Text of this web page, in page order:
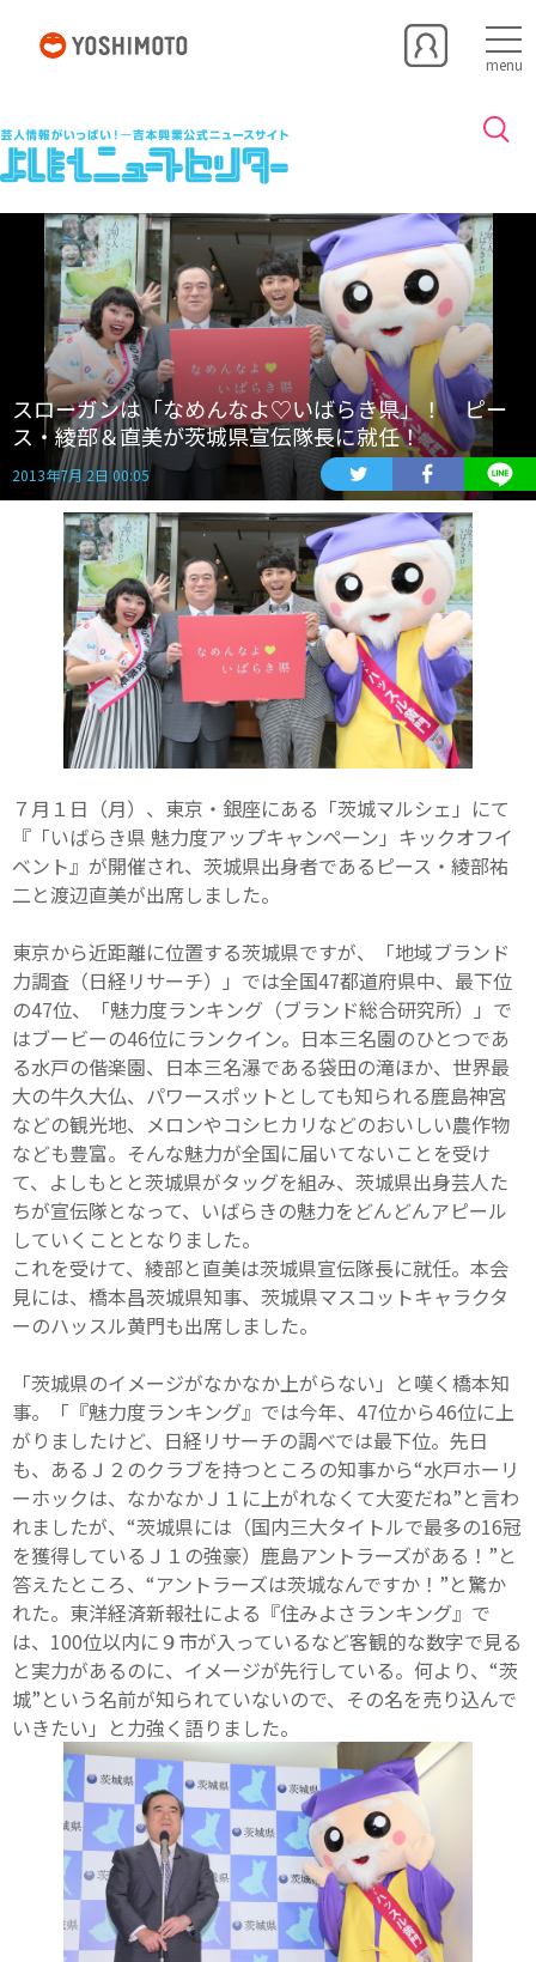
menu
スローガンは「なめんなよ♡いばらき県」！ ピー
ス・綾部＆直美が茨城県宣伝隊長に就任！
2013年7月 2日 00:05
７月１日（月）、東京・銀座にある「茨城マルシェ」にて
『「いばらき県 魅力度アップキャンペーン」キックオフイ
ベント』が開催され、茨城県出身者であるピース・綾部祐
二と渡辺直美が出席しました。
東京から近距離に位置する茨城県ですが、「地域ブランド
力調査（日経リサーチ）」では全国47都道府県中、最下位
の47位、「魅力度ランキング（ブランド総合研究所）」で
はブービーの46位にランクイン。日本三名園のひとつであ
る水戸の偕楽園、日本三名瀑である袋田の滝ほか、世界最
大の牛久大仏、パワースポットとしても知られる鹿島神宮
などの観光地、メロンやコシヒカリなどのおいしい農作物
なども豊富。そんな魅力が全国に届いてないことを受け
て、よしもとと茨城県がタッグを組み、茨城県出身芸人た
ちが宣伝隊となって、いばらきの魅力をどんどんアピール
していくこととなりました。
これを受けて、綾部と直美は茨城県宣伝隊長に就任。本会
見には、橋本昌茨城県知事、茨城県マスコットキャラクタ
ーのハッスル黄門も出席しました。
「茨城県のイメージがなかなか上がらない」と嘆く橋本知
事。「『魅力度ランキング』では今年、47位から46位に上
がりましたけど、日経リサーチの調べでは最下位。先日
も、あるＪ２のクラブを持つところの知事から“水戸ホーリ
ーホックは、なかなかＪ１に上がれなくて大変だね”と言わ
れましたが、“茨城県には（国内三大タイトルで最多の16冠
を獲得しているＪ１の強豪）鹿島アントラーズがある！”と
答えたところ、“アントラーズは茨城なんですか！”と驚か
れた。東洋経済新報社による『住みよさランキング』で
は、100位以内に９市が入っているなど客観的な数字で見る
と実力があるのに、イメージが先行している。何より、“茨
城”という名前が知られていないので、その名を売り込んで
いきたい」と力強く語りました。